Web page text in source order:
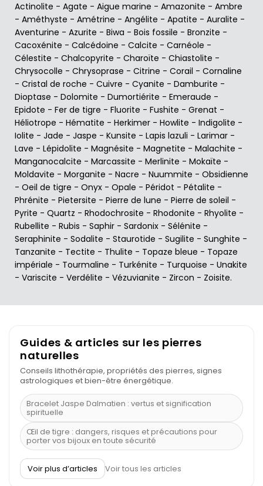
Actinolite - Agate - Aigue marine - Amazonite - Ambre
- Améthyste - Amétrine - Angélite - Apatite - Auralite -
Aventurine - Azurite - Biwa - Bois fossile - Bronzite -
Cacoxénite - Calcédoine - Calcite - Carnéole -
Célestite - Chalcopyrite - Charoïte - Chiastolite -
Chrysocolle - Chrysoprase - Citrine - Corail - Cornaline
- Cristal de roche - Cuivre - Cyanite - Damburite -
Dioptase - Dolomite - Dumortiérite - Emeraude -
Epidote - Fer de tigre - Fluorite - Fushite - Grenat -
Héliotrope - Hématite - Herkimer - Howlite - Indigolite -
Iolite - Jade - Jaspe - Kunsite - Lapis lazuli - Larimar -
Lave - Lépidolite - Magnésite - Magnetite - Malachite -
Manganocalcite - Marcassite - Merlinite - Mokaïte -
Moldavite - Morganite - Nacre - Nuummite - Obsidienne
- Oeil de tigre - Onyx - Opale - Péridot - Pétalite -
Phrénite - Pietersite - Pierre de lune - Pierre de soleil -
Pyrite - Quartz - Rhodochrosite - Rhodonite - Rhyolite -
Rubellite - Rubis - Saphir - Sardonix - Sélénite -
Seraphinite - Sodalite - Staurotide - Sugilite - Sunghite -
Tanzanite - Tectite - Thulite - Topaze bleue - Topaze
impériale - Tourmaline - Turkénite - Turquoise - Unakite
- Variscite - Verdélite - Vézuvianite - Zircon - Zoisite.
Guides & articles sur les pierres
naturelles
Conseils lithothérapie, propriétés des pierres, signes
astrologiques et bien-être énergétique.
Bracelet Jaspe Dalmatien : vertus et signification
spirituelle
Œil de tigre : dangers, risques et précautions pour
porter vos bijoux en toute sécurité
À quel poignet porter un bracelet de pierre
Découvrez le scorpion et ses pierres
Voir plus d’articles Voir tous les articles